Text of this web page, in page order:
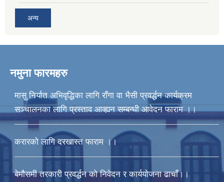
अन्य
नमुना फारमहरु
मासु निर्यात अभिवृद्धिका लागि राँगा वा भैसी प्रवर्द्धन कार्यक्रम
सञ्चालनका लागि प्रस्ताव आव्ह्यन सम्बन्धी आवेदन फाराम ।।
करारको लागि दरखास्त फाराम ।।
बेमौसमी तरकारी प्रवर्द्धन को निवेदन र कार्ययोजना ढाचाँ।।